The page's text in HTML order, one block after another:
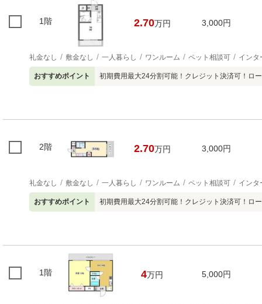
1階 2.70万円 3,000円
礼金なし 敷金なし 一人暮らし ワンルーム ペット相談可 インタ
おすすめポイント 初期費用最大24分割可能！クレジット決済可！ロ
2階 2.70万円 3,000円
礼金なし 敷金なし 一人暮らし ワンルーム ペット相談可 インタ
おすすめポイント 初期費用最大24分割可能！クレジット決済可！ロ
1階 4万円 5,000円